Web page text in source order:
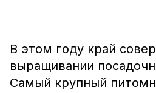
В этом году край
выращивании
Самый крупный